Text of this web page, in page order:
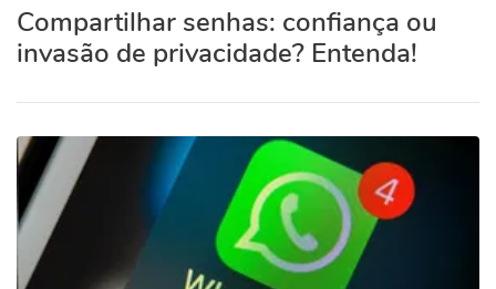
Compartilhar senhas: confiança ou
invasão de privacidade? Entenda!